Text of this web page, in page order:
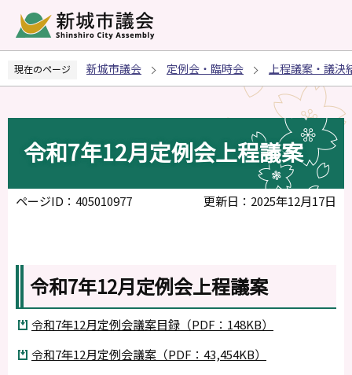
ペ
の
現在のページ 新城市議会 定例会・臨時会 上程議案・議決
令和7年12月定例会上程議案
ページID：405010977 更新日：2025年12月17日
令和7年12月定例会上程議案
令和7年12月定例会議案目録（PDF：148KB）
令和7年12月定例会議案（PDF：43,454KB）